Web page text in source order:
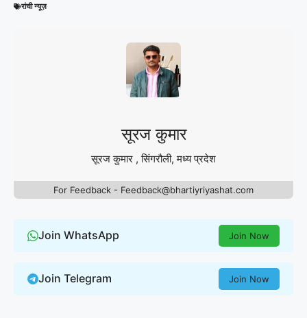
रांची न्यूज़
सूरज कुमार
सूरज कुमार , सिंगरौली, मध्य प्रदेश
For Feedback - Feedback@bhartiyriyashat.com
Join WhatsApp Join Now
Join Telegram Join Now